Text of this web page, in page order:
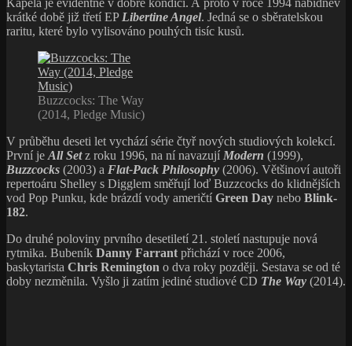
krátké době již třetí EP Libertine Angel. Jedná se o sběratelskou
raritu, které bylo vylisováno pouhých tisíc kusů.
Buzzcocks: The Way
(2014, Pledge Music)
V průběhu deseti let vychází série čtyř nových studiových kolekcí.
První je All Setz roku 1996, na ní navazují Modern (1999),
Buzzcocks (2003) a Flat-Pack Philosophy (2006). Většinoví autoři
repertoáru Shelley s Digglem směřují loď Buzzcocks do klidnějších
vod Pop Punku, kde brázdí vody američtí Green Day nebo Blink-
182.
Do druhé poloviny prvního desetiletí 21. století nastupuje nová
rytmika. Bubeník Danny Farrant přichází v roce 2006,
baskytarista Chris Remington o dva roky později. Sestava se od té
doby nezměnila. Vyšlo ji zatím jediné studiové CD The Way (2014).